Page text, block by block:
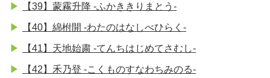
【39】蒙霧升降 -ふかききりまとう-
【40】綿柎開 -わたのはなしべひらく-
【41】天地始粛 -てんちはじめてさむし-
【42】禾乃登 -こくものすなわちみのる-